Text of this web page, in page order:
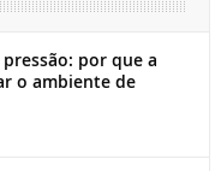
por que a
o ambiente de